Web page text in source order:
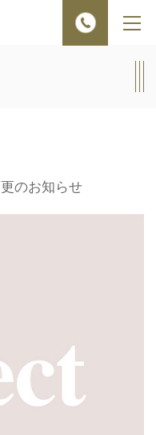
メ
ュ
のお知らせ